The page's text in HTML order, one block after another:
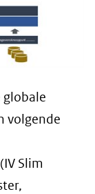
globale
volgende
Slim